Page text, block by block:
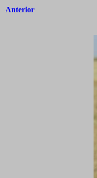
Anterior